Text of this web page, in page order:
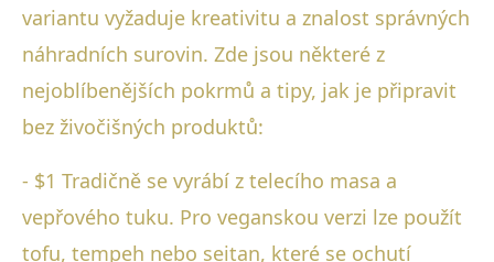
variantu vyžaduje kreativitu a znalost správných
náhradních surovin. Zde jsou některé z
nejoblíbenějších pokrmů a tipy, jak je připravit
bez živočišných produktů:
- $1 Tradičně se vyrábí z telecího masa a
vepřového tuku. Pro veganskou verzi lze použít
tofu, tempeh nebo seitan, které se ochutí